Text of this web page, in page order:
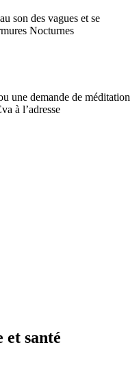
son des vagues et se
Nocturnes
une demande de méditation
à l’adresse
et santé